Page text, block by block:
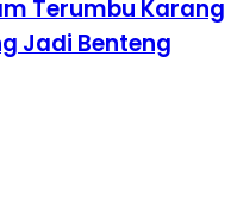
Terumbu Karang
Jadi Benteng